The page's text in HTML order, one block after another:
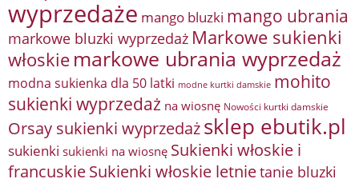
wyprzedaże mango bluzki mango ubrania
markowe bluzki wyprzedaż Markowe sukienki
włoskie markowe ubrania wyprzedaż
modna sukienka dla 50 latki modne kurtki damskie mohito
sukienki wyprzedaż na wiosnę Nowości kurtki damskie
Orsay sukienki wyprzedażsklep ebutik.pl
sukienki sukienki na wiosnę Sukienki włoskie i
francuskieSukienki włoskie letnietanie bluzki